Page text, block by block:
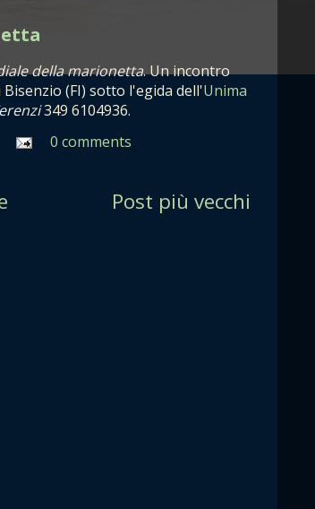
della marionetta. Un incontro
(FI) sotto l'egida dell'Unima
349 6104936.
0 comments
Post più vecchi